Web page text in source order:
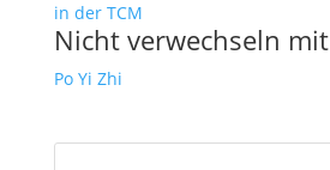
in der TCM
Nicht verwechseln mit
Po Yi Zhi